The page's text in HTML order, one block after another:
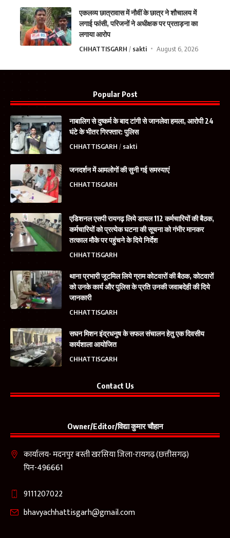
एकलव्य छात्रावास में नौवीं के छात्र ने शौचालय में
लगाई फांसी, परिजनों ने अधीक्षक पर प्रताड़ना का
लगाया आरोप
CHHATTISGARH sakti August 6, 2026
Popular Post
नाबालिग से दुष्कर्म के बाद टांगी से जानलेवा हमला, आरोपी 24
घंटे के भीतर गिरफ्तार: पुलिस
CHHATTISGARH sakti
जनदर्शन में आमलोगों की सुनी गई समस्याएं
CHHATTISGARH
एडिशनल एसपी रायगढ़ लिये डायल 112 कर्मचारियों की बैठक,
कर्मचारियों को प्रत्येक घटना की सूचना को गंभीर मानकर
तत्काल मौके पर पहुंचने के दिये निर्देश
CHHATTISGARH
थाना प्रभारी जूटमिल लिये ग्राम कोटवारों की बैठक, कोटवारों
को उनके कार्य और पुलिस के प्रति उनकी जवाबदेही की दिये
जानकारी
CHHATTISGARH
सघन मिशन इंद्रधनुष के सफल संचालन हेतु एक दिवसीय
कार्यशाला आयोजित
CHHATTISGARH
Contact Us
Owner/Editor/विद्या कुमार चौहान
कार्यालय- मदनपुर बस्ती खरसिया जिला-रायगढ़ (छत्तीसगढ़)
पिन-496661
9111207022
bhavyachhattisgarh@gmail.com